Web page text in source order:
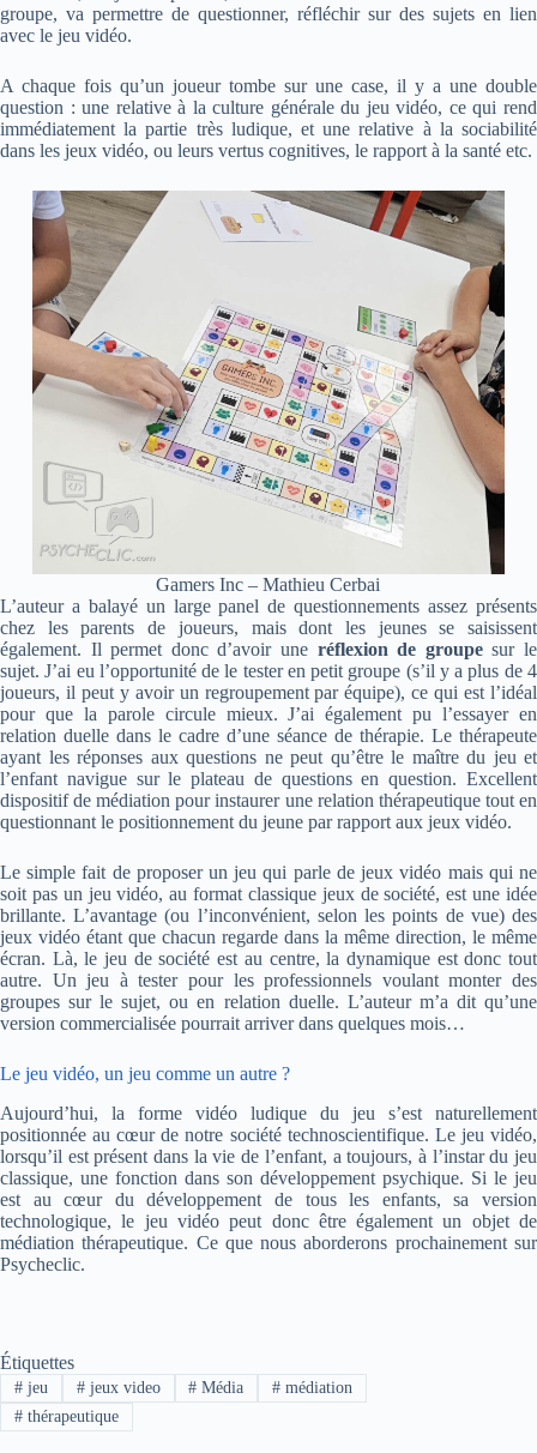
groupe, va permettre de questionner, réfléchir sur des sujets en lien
avec le jeu vidéo.
A chaque fois qu’un joueur tombe sur une case, il y a une double
question : une relative à la culture générale du jeu vidéo, ce qui rend
immédiatement la partie très ludique, et une relative à la sociabilité
dans les jeux vidéo, ou leurs vertus cognitives, le rapport à la santé etc.
Gamers Inc – Mathieu Cerbai
L’auteur a balayé un large panel de questionnements assez présents
chez les parents de joueurs, mais dont les jeunes se saisissent
également. Il permet donc d’avoir une réflexion de groupesur le
sujet. J’ai eu l’opportunité de le tester en petit groupe (s’il y a plus de 4
joueurs, il peut y avoir un regroupement par équipe), ce qui est l’idéal
pour que la parole circule mieux. J’ai également pu l’essayer en
relation duelle dans le cadre d’une séance de thérapie. Le thérapeute
ayant les réponses aux questions ne peut qu’être le maître du jeu et
l’enfant navigue sur le plateau de questions en question. Excellent
dispositif de médiation pour instaurer une relation thérapeutique tout en
questionnant le positionnement du jeune par rapport aux jeux vidéo.
Le simple fait de proposer un jeu qui parle de jeux vidéo mais qui ne
soit pas un jeu vidéo, au format classique jeux de société, est une idée
brillante. L’avantage (ou l’inconvénient, selon les points de vue) des
jeux vidéo étant que chacun regarde dans la même direction, le même
écran. Là, le jeu de société est au centre, la dynamique est donc tout
autre. Un jeu à tester pour les professionnels voulant monter des
groupes sur le sujet, ou en relation duelle. L’auteur m’a dit qu’une
version commercialisée pourrait arriver dans quelques mois…
Le jeu vidéo, un jeu comme un autre ?
Aujourd’hui, la forme vidéo ludique du jeu s’est naturellement
positionnée au cœur de notre société technoscientifique. Le jeu vidéo,
lorsqu’il est présent dans la vie de l’enfant, a toujours, à l’instar du jeu
classique, une fonction dans son développement psychique. Si le jeu
est au cœur du développement de tous les enfants, sa version
technologique, le jeu vidéo peut donc être également un objet de
médiation thérapeutique. Ce que nous aborderons prochainement sur
Psycheclic.
Étiquettes
#jeu #jeux video # Média # médiation
#thérapeutique